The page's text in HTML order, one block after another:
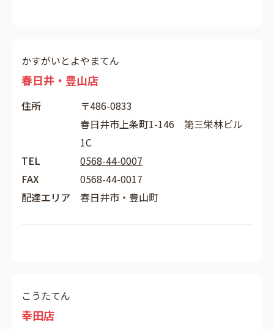
かすがいとよやまてん
春日井・豊山店
住所
〒486-0833
春日井市上条町1-146 第三栄林ビル
1C
TEL
0568-44-0007
FAX
0568-44-0017
配達エリア
春日井市・豊山町
こうたてん
幸田店